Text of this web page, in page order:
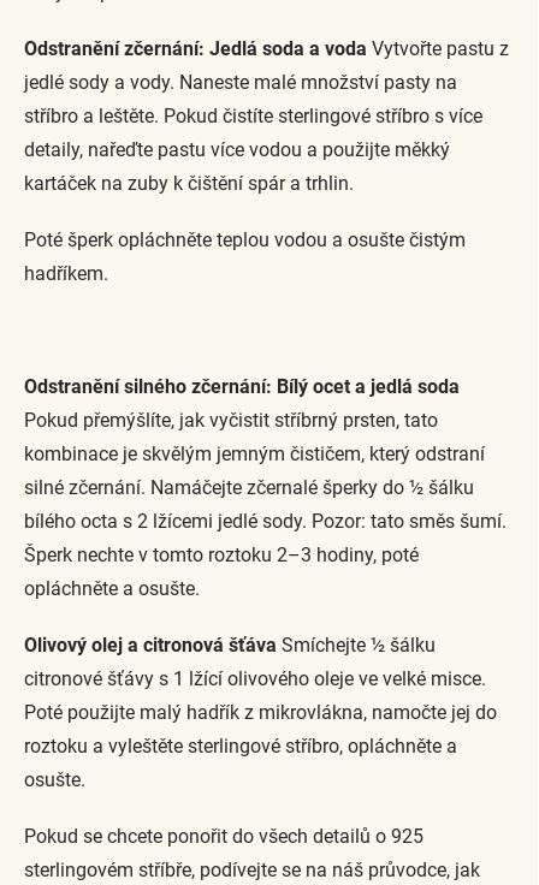
Odstranění zčernání: Jedlá soda a voda Vytvořte pastu z
jedlé sody a vody. Naneste malé množství pasty na
stříbro a leštěte. Pokud čistíte sterlingové stříbro s více
detaily, nařeďte pastu více vodou a použijte měkký
kartáček na zuby k čištění spár a trhlin.
Poté šperk opláchněte teplou vodou a osušte čistým
hadříkem.
Odstranění silného zčernání: Bílý ocet a jedlá soda
Pokud přemýšlíte, jak vyčistit stříbrný prsten, tato
kombinace je skvělým jemným čističem, který odstraní
silné zčernání. Namáčejte zčernalé šperky do ½ šálku
bílého octa s 2 lžícemi jedlé sody. Pozor: tato směs šumí.
Šperk nechte v tomto roztoku 2–3 hodiny, poté
opláchněte a osušte.
Olivový olej a citronová šťáva Smíchejte ½ šálku
citronové šťávy s 1 lžící olivového oleje ve velké misce.
Poté použijte malý hadřík z mikrovlákna, namočte jej do
roztoku a vyleštěte sterlingové stříbro, opláchněte a
osušte.
Pokud se chcete ponořit do všech detailů o 925
sterlingovém stříbře, podívejte se na náš průvodce, jak